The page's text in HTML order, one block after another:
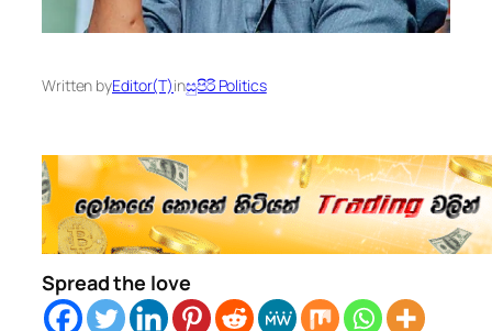
Written byEditor(T)inසුපිරි Politics
Spread the love